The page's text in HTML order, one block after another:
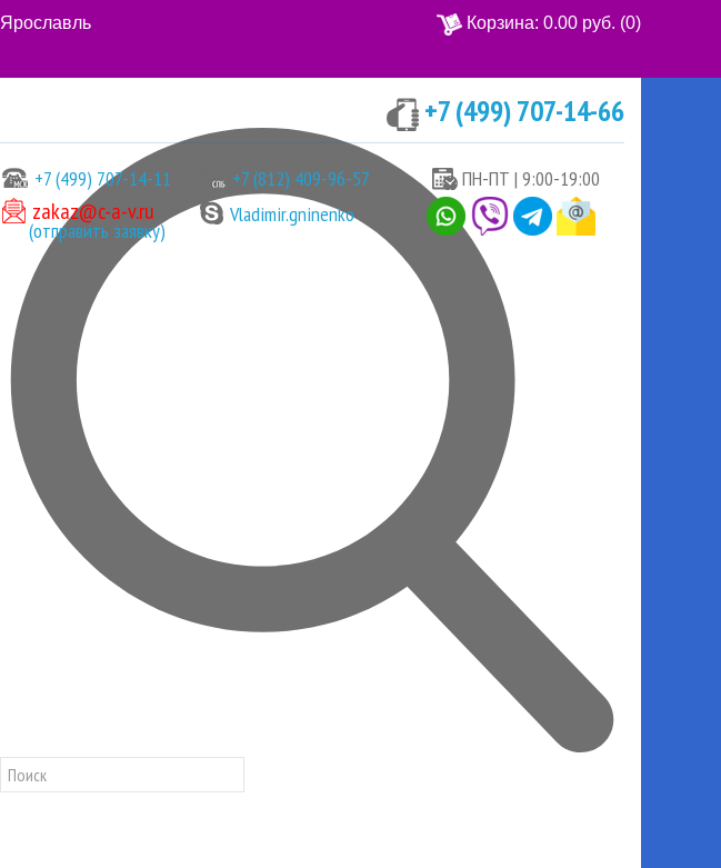
Ярославль
Корзина: 0.00 руб. (0)
+7 (499) 707-14-66
+7 (499) 707-14-11 +7 (812) 409-96-57 ПН-ПТ | 9:00-19:00
zakaz@c-a-v.ru
(отправить заявку)
Vladimir.gninenko